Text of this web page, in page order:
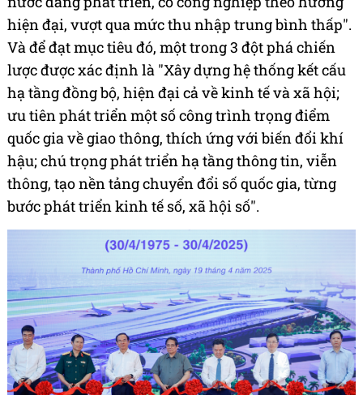
hiện đại, vượt qua mức thu nhập trung bình thấp".
Và để đạt mục tiêu đó, một trong 3 đột phá chiến
lược được xác định là "Xây dựng hệ thống kết cấu
hạ tầng đồng bộ, hiện đại cả về kinh tế và xã hội;
ưu tiên phát triển một số công trình trọng điểm
quốc gia về giao thông, thích ứng với biến đổi khí
hậu; chú trọng phát triển hạ tầng thông tin, viễn
thông, tạo nền tảng chuyển đổi số quốc gia, từng
bước phát triển kinh tế số, xã hội số".